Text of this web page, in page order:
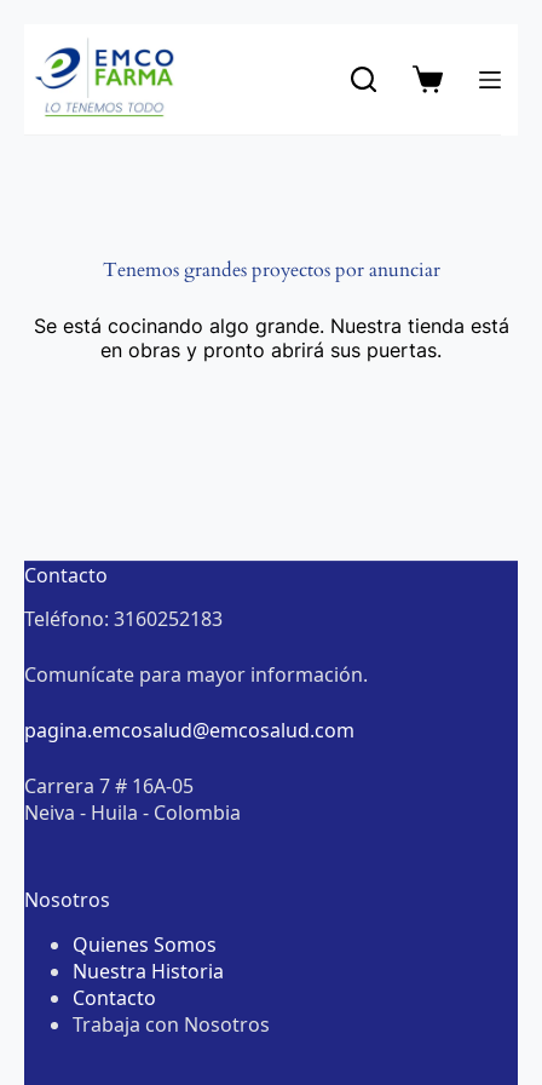
contenido
Carro
Tenemos grandes proyectos por anunciar
Se está cocinando algo grande. Nuestra tienda está
en obras y pronto abrirá sus puertas.
Contacto
Teléfono: 3160252183
Comunícate para mayor información.
pagina.emcosalud@emcosalud.com
Carrera 7 # 16A-05
Neiva - Huila - Colombia
Nosotros
Quienes Somos
Nuestra Historia
Contacto
Trabaja con Nosotros